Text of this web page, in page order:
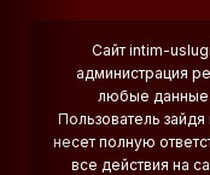
Сайт intim-
администрация
любые данные
Пользователь зайдя
несет полную
все действия на